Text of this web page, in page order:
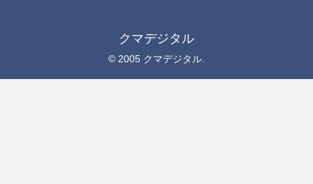
クマデジタル
© 2005 クマデジタル.